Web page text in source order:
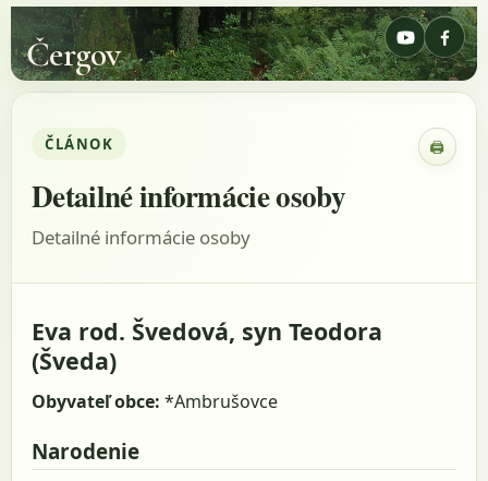
Čergov
ČLÁNOK 🖨
Detailné informácie osoby
Detailné informácie osoby
Eva rod. Švedová, syn Teodora
(Šveda)
Obyvateľ obce: *Ambrušovce
Narodenie